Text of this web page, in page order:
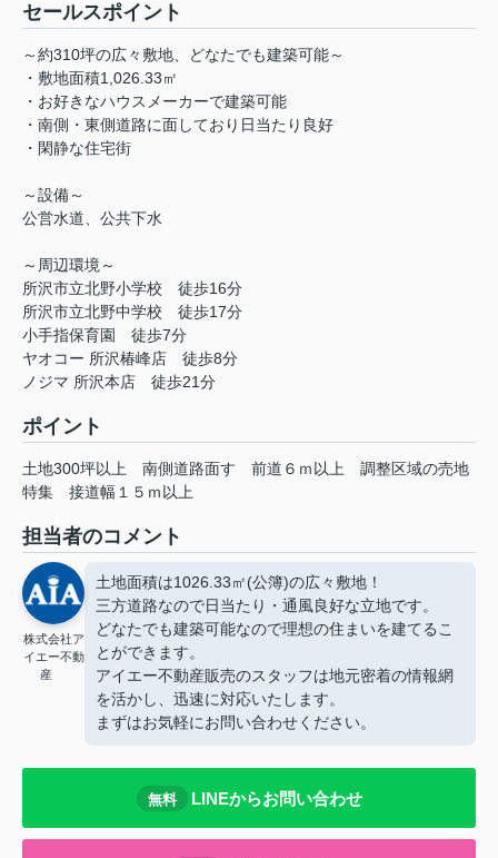
セールスポイント
～約310坪の広々敷地、どなたでも建築可能～
・敷地面積1,026.33㎡
・お好きなハウスメーカーで建築可能
・南側・東側道路に面しており日当たり良好
・閑静な住宅街
～設備～
公営水道、公共下水
～周辺環境～
所沢市立北野小学校 徒歩16分
所沢市立北野中学校 徒歩17分
小手指保育園 徒歩7分
ヤオコー 所沢椿峰店 徒歩8分
ノジマ 所沢本店 徒歩21分
ポイント
土地300坪以上 南側道路面す 前道６ｍ以上
調整区域の売地
特集
接道幅１５ｍ以上
担当者のコメント
株式会社ア
イエー不動
産
土地面積は1026.33㎡(公簿)の広々敷地！
三方道路なので日当たり・通風良好な立地です。
どなたでも建築可能なので理想の住まいを建てるこ
とができます。
アイエー不動産販売のスタッフは地元密着の情報網
を活かし、迅速に対応いたします。
まずはお気軽にお問い合わせください。
無料 LINEからお問い合わせ